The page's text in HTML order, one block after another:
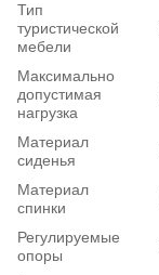
Тип
туристической
мебели
Максимально
допустимая
нагрузка
Материал
сиденья
Материал
спинки
Регулируемые
опоры